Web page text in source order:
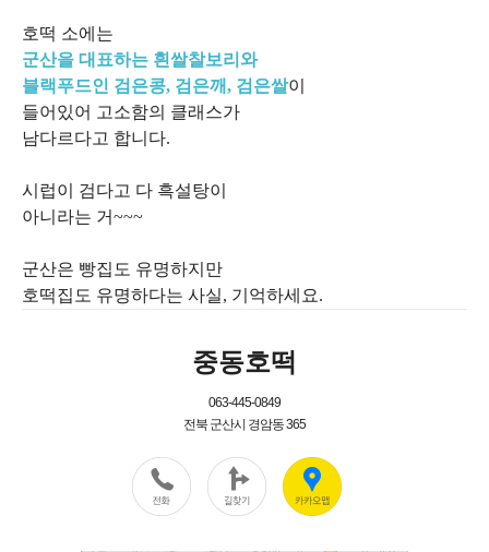
호떡 소에는
군산을 대표하는 흰쌀찰보리와
블랙푸드인 검은콩, 검은깨, 검은쌀이
들어있어 고소함의 클래스가
남다르다고 합니다.
시럽이 검다고 다 흑설탕이
아니라는 거~~~
군산은 빵집도 유명하지만
호떡집도 유명하다는 사실, 기억하세요.